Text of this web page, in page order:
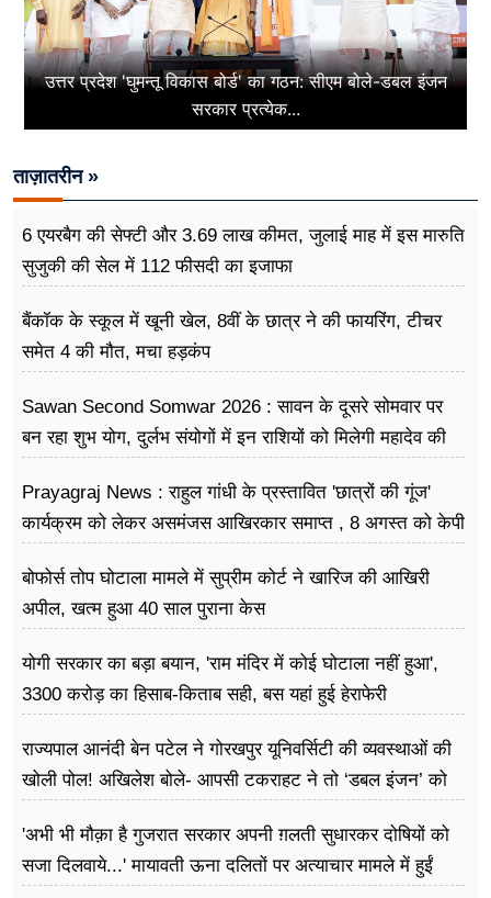
उत्तर प्रदेश 'घुमन्तू विकास बोर्ड' का गठन: सीएम बोले-डबल इंजन
सरकार प्रत्येक...
ताज़ातरीन »
6 एयरबैग की सेफ्टी और 3.69 लाख कीमत, जुलाई माह में इस मारुति
सुजुकी की सेल में 112 फीसदी का इजाफा
बैंकॉक के स्कूल में खूनी खेल, 8वीं के छात्र ने की फायरिंग, टीचर
समेत 4 की मौत, मचा हड़कंप
Sawan Second Somwar 2026 : सावन के दूसरे सोमवार पर
बन रहा शुभ योग, दुर्लभ संयोगों में इन राशियों को मिलेगी महादेव की
Prayagraj News : राहुल गांधी के प्रस्तावित 'छात्रों की गूंज'
कार्यक्रम को लेकर असमंजस आखिरकार समाप्त , 8 अगस्त को केपी
बोफोर्स तोप घोटाला मामले में सुप्रीम कोर्ट ने खारिज की आखिरी
अपील, खत्म हुआ 40 साल पुराना केस
योगी सरकार का बड़ा बयान, 'राम मंदिर में कोई घोटाला नहीं हुआ',
3300 करोड़ का हिसाब-किताब सही, बस यहां हुई हेराफेरी
राज्यपाल आनंदी बेन पटेल ने गोरखपुर यूनिवर्सिटी की व्यवस्थाओं की
खोली पोल! अखिलेश बोले- आपसी टकराहट ने तो ‘डबल इंजन’ को
'अभी भी मौक़ा है गुजरात सरकार अपनी ग़लती सुधारकर दोषियों को
सजा दिलवाये...' मायावती ऊना दलितों पर अत्याचार मामले में हुईं